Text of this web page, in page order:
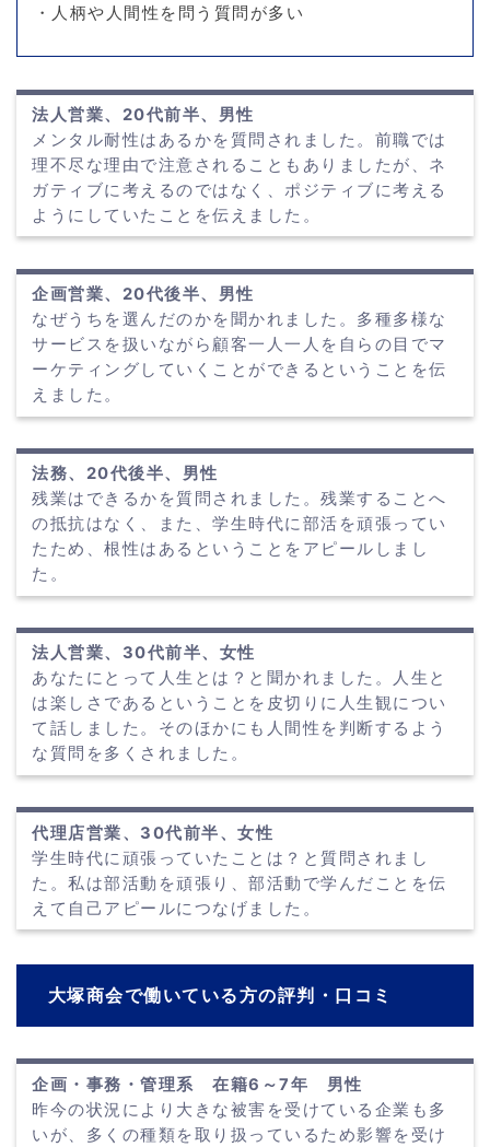
・人柄や人間性を問う質問が多い
法人営業、20代前半、男性
メンタル耐性はあるかを質問されました。前職では
理不尽な理由で注意されることもありましたが、ネ
ガティブに考えるのではなく、ポジティブに考える
ようにしていたことを伝えました。
企画営業、20代後半、男性
なぜうちを選んだのかを聞かれました。多種多様な
サービスを扱いながら顧客一人一人を自らの目でマ
ーケティングしていくことができるということを伝
えました。
法務、20代後半、男性
残業はできるかを質問されました。残業することへ
の抵抗はなく、また、学生時代に部活を頑張ってい
たため、根性はあるということをアピールしまし
た。
法人営業、30代前半、女性
あなたにとって人生とは？と聞かれました。人生と
は楽しさであるということを皮切りに人生観につい
て話しました。そのほかにも人間性を判断するよう
な質問を多くされました。
代理店営業、30代前半、女性
学生時代に頑張っていたことは？と質問されまし
た。私は部活動を頑張り、部活動で学んだことを伝
えて自己アピールにつなげました。
大塚商会で働いている方の評判・口コミ
企画・事務・管理系 在籍6～7年 男性
昨今の状況により大きな被害を受けている企業も多
いが、多くの種類を取り扱っているため影響を受け